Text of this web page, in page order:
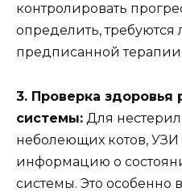
контролировать
определить,
предписанной терапии.
3. Проверка здоровья
системы: Для
неболеющих котов, УЗИ
информацию о
системы. Это особенно